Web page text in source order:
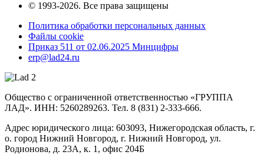
© 1993-2026. Все права защищены
Политика обработки персональных данных
Файлы cookie
Приказ 511 от 02.06.2025 Минцифры
erp@lad24.ru
Общество с ограниченной ответственностью «ГРУППА
ЛАД». ИНН: 5260289263. Тел. 8 (831) 2-333-666.
Адрес юридического лица: 603093, Нижегородская область, г.
о. город Нижний Новгород, г. Нижний Новгород, ул.
Родионова, д. 23А, к. 1, офис 204Б